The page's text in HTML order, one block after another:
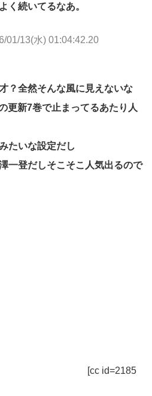
く続いてるなあ。
01/13(水) 01:04:42.20
？全然そんな風に見えないな
更新7巻で止まってるあたり人
たいな設定だし
一登だしそこそこ人気出るので
[cc id=2185